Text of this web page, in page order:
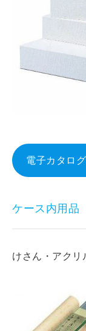
電子カタロ
ケース内用品
けさん・アクリ